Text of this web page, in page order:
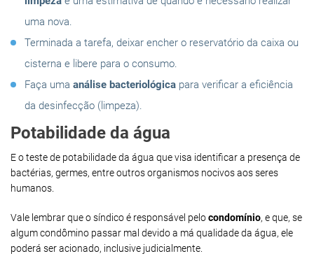
uma nova.
Terminada a tarefa, deixar encher o reservatório da caixa ou
cisterna e libere para o consumo.
Faça uma análise bacteriológica para verificar a eficiência
da desinfecção (limpeza).
Potabilidade da água
E o teste de potabilidade da água que visa identificar a presença de
bactérias, germes, entre outros organismos nocivos aos seres
humanos.
Vale lembrar que o síndico é responsável pelocondomínio, e que, se
algum condômino passar mal devido a má qualidade da água, ele
poderá ser acionado, inclusive judicialmente.